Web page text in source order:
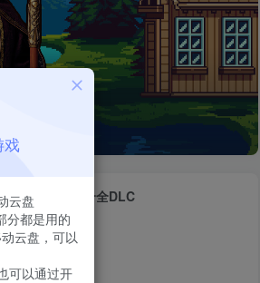
整合全DLC
云盘
分都是用的
云盘，可以
可以通过开